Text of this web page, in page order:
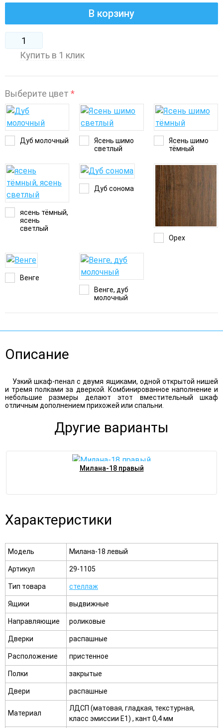
В корзину
Купить в 1 клик
Выберите цвет *
Дуб молочный
Ясень шимо
светлый
Ясень шимо
тёмный
ясень тёмный,
ясень
светлый
Дуб сонома
Орех
Венге
Венге, дуб
молочный
Описание
Узкий шкаф-пенал с двумя ящиками, одной открытой нишей
и тремя полками за дверкой. Комбинированное наполнение и
небольшие размеры делают этот вместительный шкаф
отличным дополнением прихожей или спальни.
Другие варианты
Милана-18 правый
Характеристики
Модель Милана-18 левый
Артикул 29-1105
Тип товара стеллаж
Ящики выдвижные
Направляющие роликовые
Дверки распашные
Расположение пристенное
Полки закрытые
Двери распашные
Материал
ЛДСП (матовая, гладкая, текстурная,
класс эмиссии E1) , кант 0,4 мм